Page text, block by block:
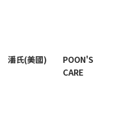
潘氏(美國)
POON'S
CARE